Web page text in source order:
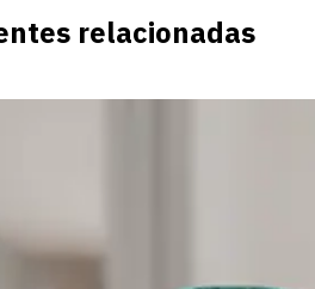
relacionadas